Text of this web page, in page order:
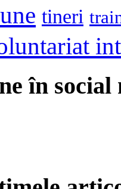
tineri
în social